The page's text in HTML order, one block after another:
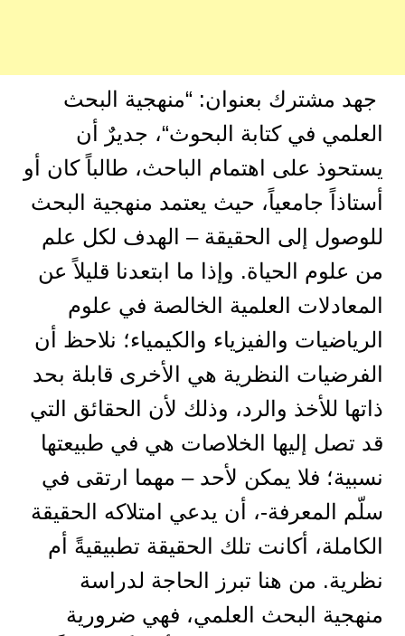
جهد مشترك بعنوان: “منهجية البحث
العلمي في كتابة البحوث“، جديرٌ أن
يستحوذ على اهتمام الباحث، طالباً كان أو
أستاذاً جامعياً، حيث يعتمد منهجية البحث
للوصول إلى الحقيقة – الهدف لكل علم
من علوم الحياة. وإذا ما ابتعدنا قليلاً عن
المعادلات العلمية الخالصة في علوم
الرياضيات والفيزياء والكيمياء؛ نلاحظ أن
الفرضيات النظرية هي الأخرى قابلة بحد
ذاتها للأخذ والرد، وذلك لأن الحقائق التي
قد تصل إليها الخلاصات هي في طبيعتها
نسبية؛ فلا يمكن لأحد – مهما ارتقى في
سلّم المعرفة-، أن يدعي امتلاكه الحقيقة
الكاملة، أكانت تلك الحقيقة تطبيقيةً أم
نظرية. من هنا تبرز الحاجة لدراسة
منهجية البحث العلمي، فهي ضرورية